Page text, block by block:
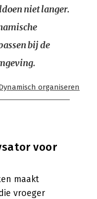
niet langer.
bij de
organiseren
voor
maakt
vroeger